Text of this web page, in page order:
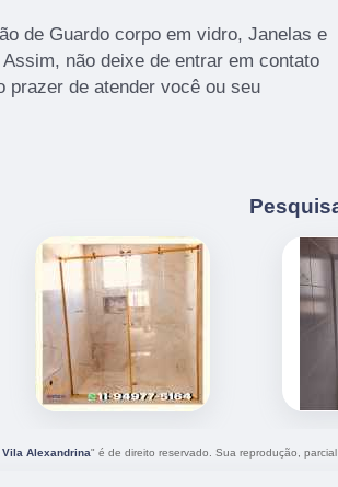
de Guardo corpo em vidro, Janelas e
não deixe de entrar em contato
prazer de atender você ou seu
Alexandrina" é de direito reservado. Sua reprodução,